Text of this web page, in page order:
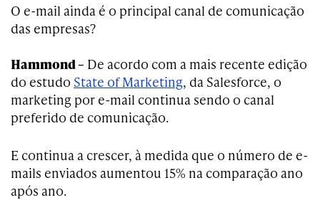
O e-mail ainda é o principal canal de comunicação
das empresas?
Hammond – De acordo com a mais recente edição
do estudo State of Marketing, da Salesforce, o
marketing por e-mail continua sendo o canal
preferido de comunicação.
E continua a crescer, à medida que o número de e-
mails enviados aumentou 15% na comparação ano
após ano.